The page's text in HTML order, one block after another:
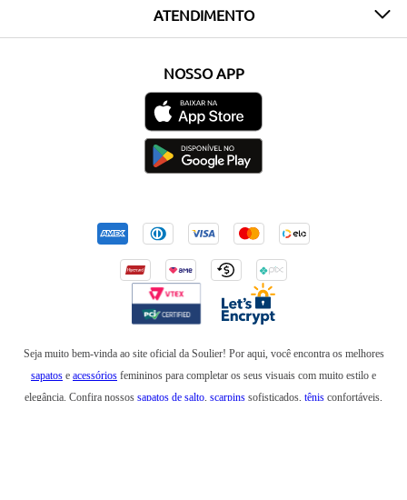
ATENDIMENTO
NOSSO APP
Seja muito bem-vinda ao site oficial da Soulier! Por aqui, você encontra os melhores
sapatos e acessórios femininos para completar os seus visuais com muito estilo e
elegância. Confira nossos sapatos de salto scarpins sofisticados, tênis confortáveis,